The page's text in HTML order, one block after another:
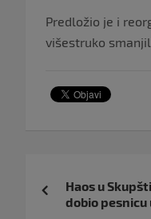
Predložio je i
višestruko
objava
Haos u
dobio pesnicu